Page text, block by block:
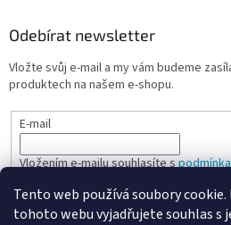
Tento web používá soubory
tohoto webu vyjadřujete souhlas s
Odebírat newsletter
Vložte svůj e-mail a my vám budeme
produktech na našem e-shopu.
E-mail
Vložením e-mailu souhlasíte s
PŘIHLÁSIT SE